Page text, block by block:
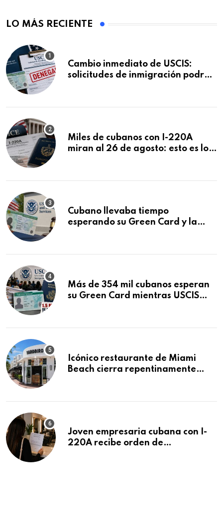
LO MÁS RECIENTE
Cambio inmediato de USCIS:
solicitudes de inmigración podrán
Miles de cubanos con I-220A
miran al 26 de agosto: esto es lo
Cubano llevaba tiempo
esperando su Green Card y la
Más de 354 mil cubanos esperan
su Green Card mientras USCIS
Icónico restaurante de Miami
Beach cierra repentinamente
Joven empresaria cubana con I-
220A recibe orden de